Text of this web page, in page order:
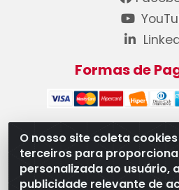
O nosso site coleta
terceiros para
personalizada ao usuário,
publicidade relevante de
Formas de
WB Componentes
08.528.393/0001-12 - Rua do
Oeste Industrial, Goiânia/